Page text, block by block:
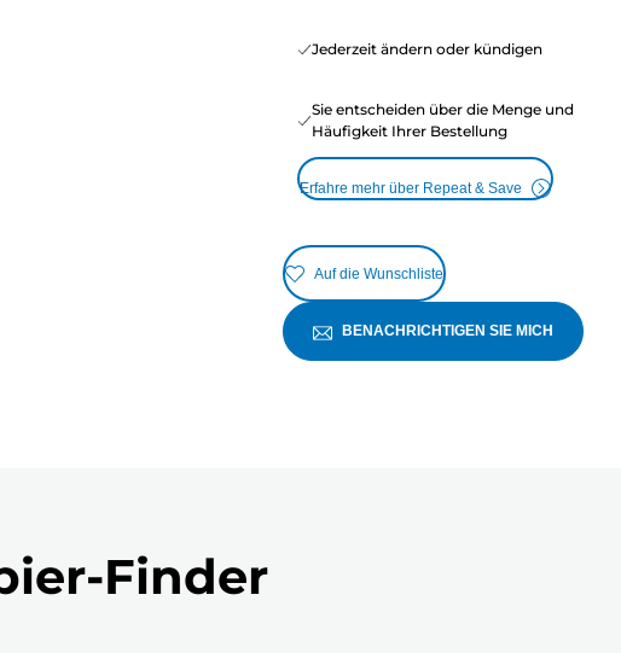
Jederzeit ändern oder kündigen
Sie entscheiden über die Menge und
Häufigkeit Ihrer Bestellung
Erfahre mehr über Repeat & Save
Auf die Wunschliste
BENACHRICHTIGEN SIE MICH
Finder